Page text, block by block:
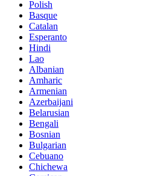
Polish
Basque
Catalan
Esperanto
Hindi
Lao
Albanian
Amharic
Armenian
Azerbaijani
Belarusian
Bengali
Bosnian
Bulgarian
Cebuano
Chichewa